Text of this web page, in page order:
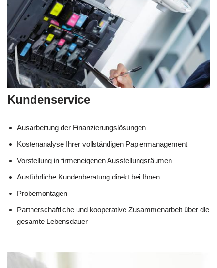
Kundenservice
Ausarbeitung der Finanzierungslösungen
Kostenanalyse Ihrer vollständigen Papiermanagement
Vorstellung in firmeneigenen Ausstellungsräumen
Ausführliche Kundenberatung direkt bei Ihnen
Probemontagen
Partnerschaftliche und kooperative Zusammenarbeit über die
gesamte Lebensdauer